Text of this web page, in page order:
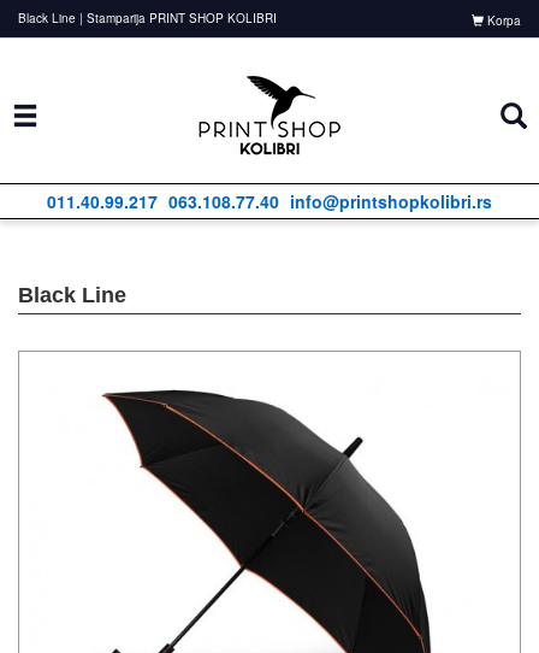
Black Line | Stamparija PRINT SHOP KOLIBRI Korpa
011.40.99.217 063.108.77.40 info@printshopkolibri.rs
Black Line